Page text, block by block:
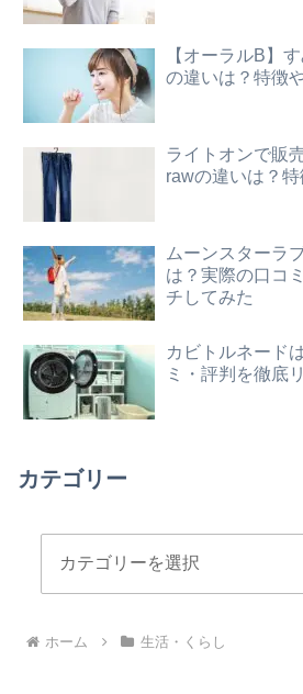
【オーラルB】
の違いは？特徴
ライトオンで販
rawの違いは？特
ムーンスターラ
は？実際の口コ
チしてみた
カビトルネード
ミ・評判を徹底
カテゴリー
ホーム 生活・くらし